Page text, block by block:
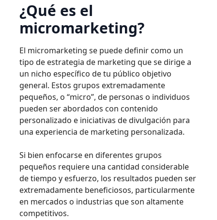
¿Qué es el
micromarketing?
El micromarketing se puede definir como un
tipo de estrategia de marketing que se dirige a
un nicho específico de tu público objetivo
general. Estos grupos extremadamente
pequeños, o “micro”, de personas o individuos
pueden ser abordados con contenido
personalizado e iniciativas de divulgación para
una experiencia de marketing personalizada.
Si bien enfocarse en diferentes grupos
pequeños requiere una cantidad considerable
de tiempo y esfuerzo, los resultados pueden ser
extremadamente beneficiosos, particularmente
en mercados o industrias que son altamente
competitivos.